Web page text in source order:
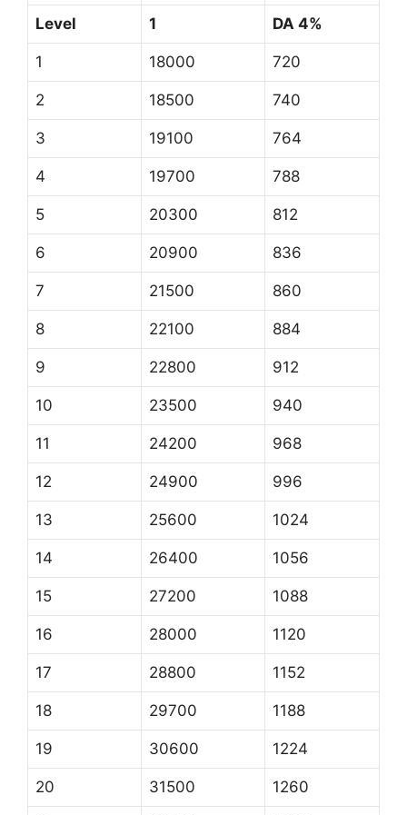
Level 1 DA 4%
1 18000 720
2 18500 740
3 19100 764
4 19700 788
5 20300 812
6 20900 836
7 21500 860
8 22100 884
9 22800 912
10 23500 940
11 24200 968
12 24900 996
13 25600 1024
14 26400 1056
15 27200 1088
16 28000 1120
17 28800 1152
18 29700 1188
19 30600 1224
20 31500 1260